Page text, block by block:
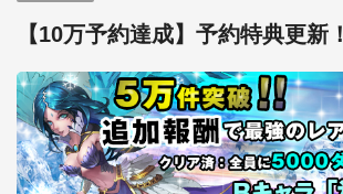
【10万予約達成】予約特典更新！